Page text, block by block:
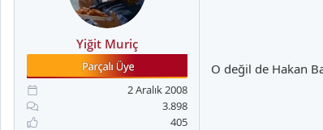
Yiğit Muriç
2 Aralık 2008
3.898
405
O değil de Hakan